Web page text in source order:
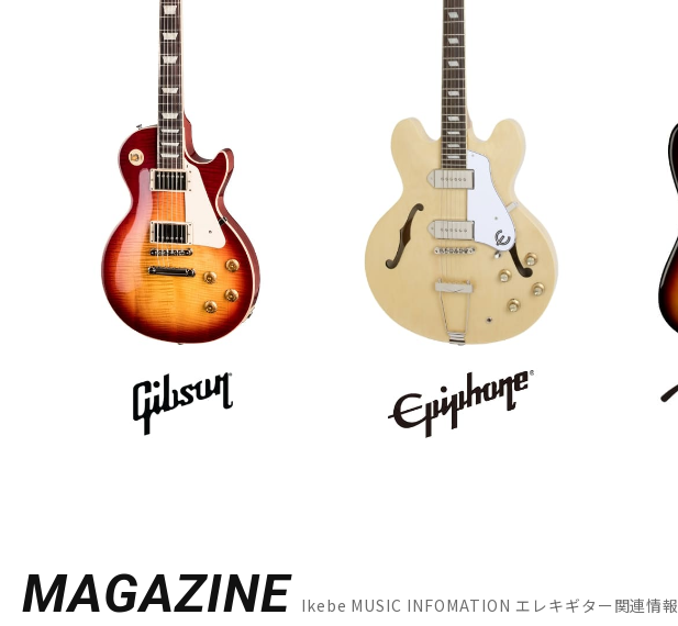
MAGAZINE Ikebe MUSIC INFOMATION エレキギター関連情報